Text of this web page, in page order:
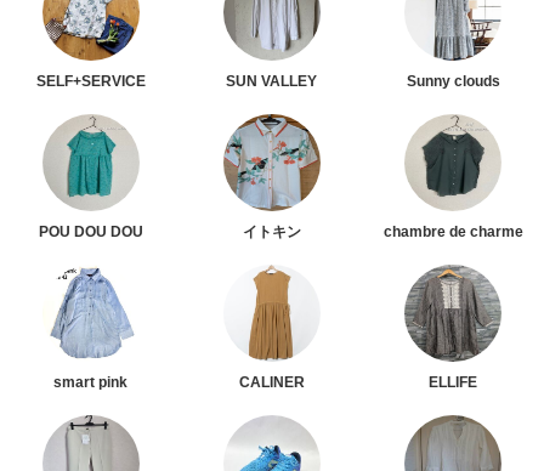
SELF+SERVICE SUN VALLEY Sunny clouds
POU DOU DOU イトキン chambre de charme
smart pink CALINER ELLIFE